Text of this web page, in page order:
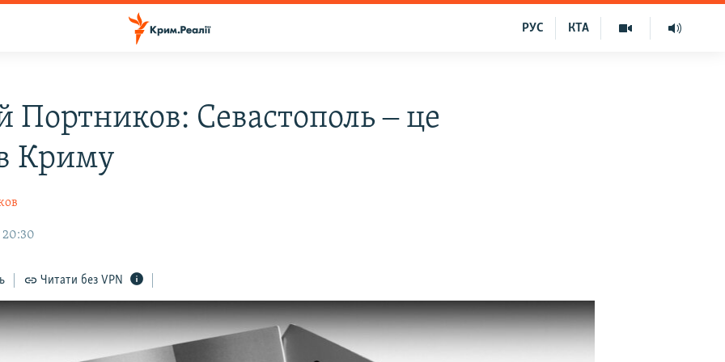
КТА
РУС
Портников: Севастополь ‒ це
Криму
20:30
Читати без VPN